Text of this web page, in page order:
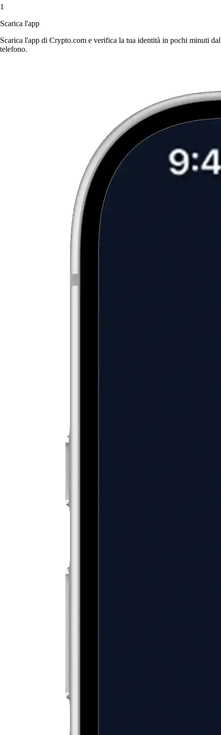
1
Scarica l'app
Scarica l'app di Crypto.com e verifica la tua identità in pochi minuti dal
telefono.